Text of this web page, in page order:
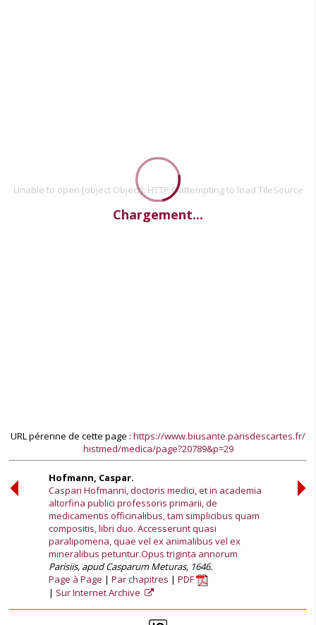
Unable to open [object Object]: HTTP 0 attempting to load TileSource
Chargement...
URL pérenne de cette page : https://www.biusante.parisdescartes.fr/
histmed/medica/page?20789&p=29
Hofmann, Caspar.
Caspari Hofmanni, doctoris medici, et in academia
altorfina publici professoris primarii, de
medicamentis officinalibus, tam simplicibus quam
compositis, libri duo. Accesserunt quasi
paralipomena, quae vel ex animalibus vel ex
mineralibus petuntur.Opus triginta annorum
Parisiis, apud Casparum Meturas, 1646.
Page à Page
Par chapitres
PDF
Sur Internet Archive